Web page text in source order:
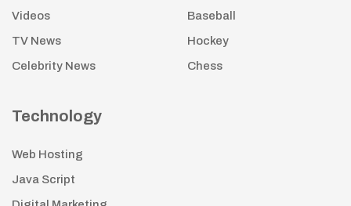
Videos
TV News
Celebrity News
Baseball
Hockey
Chess
Technology
Web Hosting
Java Script